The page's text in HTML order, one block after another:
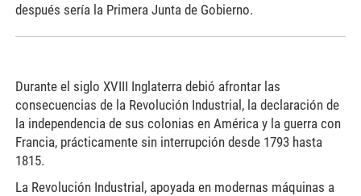
después sería la Primera Junta de Gobierno.
Durante el siglo XVIII Inglaterra debió afrontar las
consecuencias de la Revolución Industrial, la declaración de
la independencia de sus colonias en América y la guerra con
Francia, prácticamente sin interrupción desde 1793 hasta
1815.
La Revolución Industrial, apoyada en modernas máquinas a